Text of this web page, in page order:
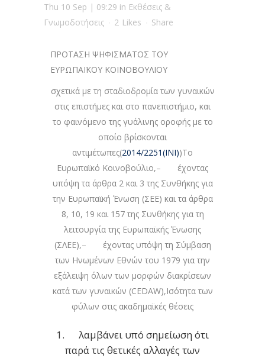
Thu 10 Sep | 09:29 in Εκθέσεις &
Γνωμοδοτήσεις
2 Likes Share
ΠΡΟΤΑΣΗ ΨΗΦΙΣΜΑΤΟΣ ΤΟΥ
ΕΥΡΩΠΑΪΚΟΥ ΚΟΙΝΟΒΟΥΛΙΟΥ
σχετικά με τη σταδιοδρομία των γυναικών
στις επιστήμες και στο πανεπιστήμιο, και
το φαινόμενο της γυάλινης οροφής με το
οποίο βρίσκονται
αντιμέτωπες(2014/2251(INI))Το
Ευρωπαϊκό Κοινοβούλιο,– έχοντας
υπόψη τα άρθρα 2 και 3 της Συνθήκης για
την Ευρωπαϊκή Ένωση (ΣΕΕ) και τα άρθρα
8, 10, 19 και 157 της Συνθήκης για τη
λειτουργία της Ευρωπαϊκής Ένωσης
(ΣΛΕΕ),– έχοντας υπόψη τη Σύμβαση
των Ηνωμένων Εθνών του 1979 για την
εξάλειψη όλων των μορφών διακρίσεων
κατά των γυναικών (CEDAW),Ισότητα των
φύλων στις ακαδημαϊκές θέσεις
1. λαμβάνει υπό σημείωση ότι
παρά τις θετικές αλλαγές των